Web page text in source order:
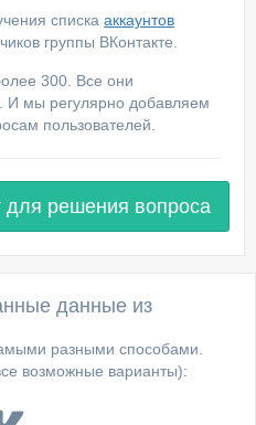
списка аккаунтов
группы ВКонтакте.
300. Все они
И мы регулярно добавляем
пользователей.
для решения вопроса
данные из
разными способами.
возможные варианты):